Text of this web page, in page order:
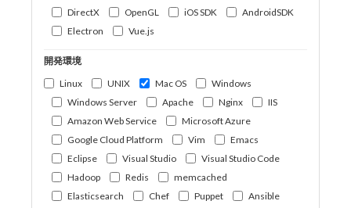
DirectX
OpenGL iOS SDK
AndroidSDK
Electron
Vue.js
開発環境
Linux
UNIX Mac OS
Windows
Windows Server
Apache Nginx
IIS
Amazon Web Service
Microsoft Azure
Google Cloud Platform
Vim
Emacs
Eclipse
Visual Studio
Visual Studio Code
Hadoop
Redis
memcached
Elasticsearch
Chef Puppet
Ansible